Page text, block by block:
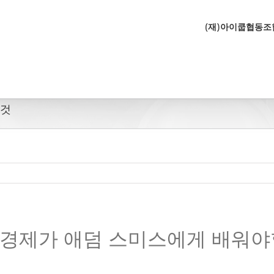
(재)아이쿱협동조
제가 애덤 스미스에게 배워